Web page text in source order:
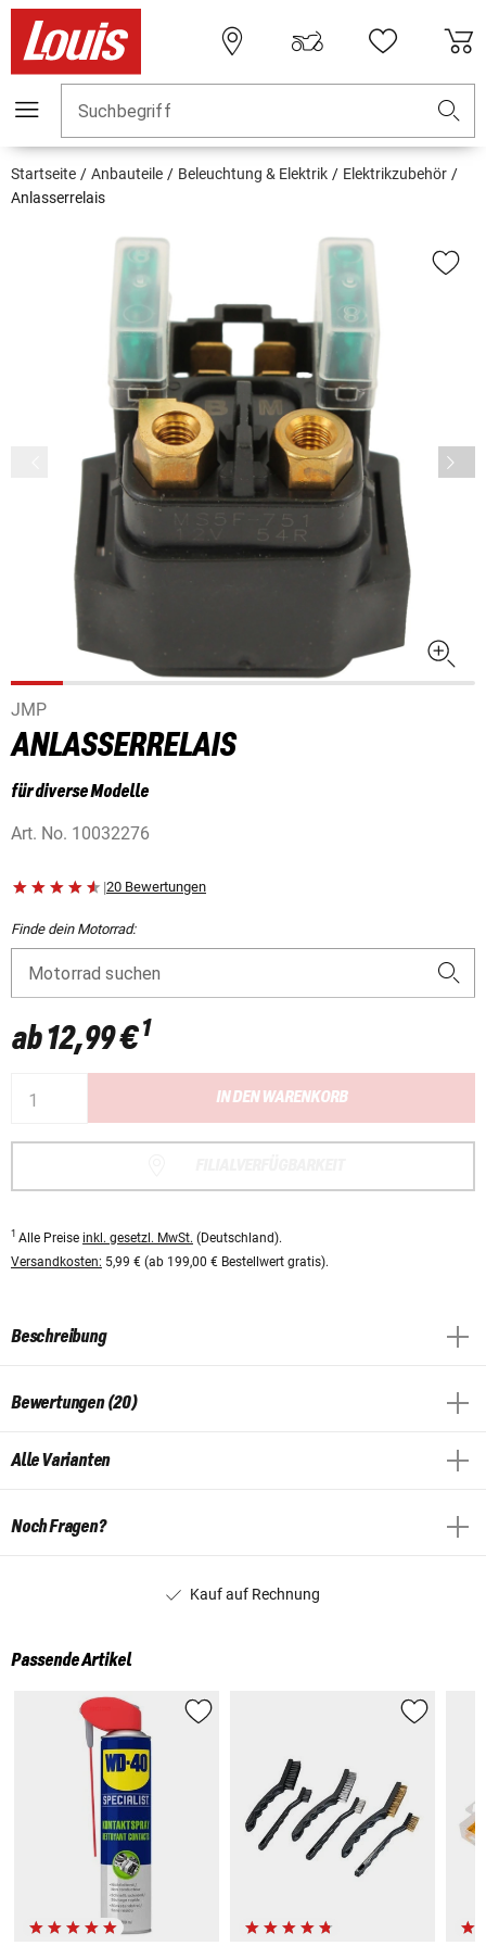
Suchbegriff
Startseite Anbauteile Beleuchtung & Elektrik
Elektrikzubehör
Anlasserrelais
JMP
ANLASSERRELAIS
für diverse Modelle
Art. No. 10032276
|20 Bewertungen
Finde dein Motorrad:
Motorrad suchen
ab12,99 €1
IN DEN WARENKORB
1 Alle Preise inkl. gesetzl. MwSt. (Deutschland).
Versandkosten: 5,99 € (ab 199,00 € Bestellwert gratis).
Beschreibung
Bewertungen (20)
Alle Varianten
Noch Fragen?
Kauf auf Rechnung
Passende Artikel